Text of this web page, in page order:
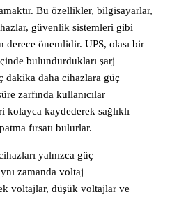
Bu özellikler, bilgisayarlar,
güvenlik sistemleri gibi
önemlidir. UPS, olası bir
bulundurdukları şarj
dakika daha cihazlara güç
zarfında kullanıcılar
kolayca kaydederek sağlıklı
fırsatı bulurlar.
yalnızca güç
zamanda voltaj
voltajlar, düşük voltajlar ve